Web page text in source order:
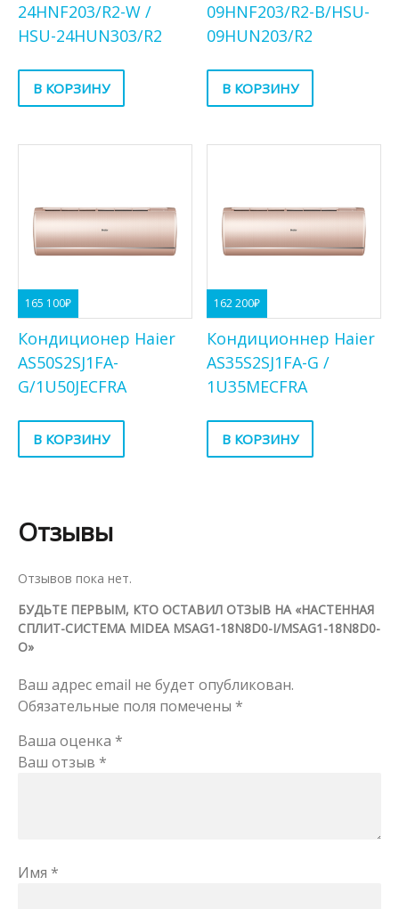
24HNF203/R2-W /
HSU-24HUN303/R2
В КОРЗИНУ
09HNF203/R2-B/HSU-
09HUN203/R2
В КОРЗИНУ
165 100₽
Кондиционер Haier
AS50S2SJ1FA-
G/1U50JECFRA
В КОРЗИНУ
162 200₽
Кондиционнер Haier
AS35S2SJ1FA-G /
1U35MECFRA
В КОРЗИНУ
Отзывы
Отзывов пока нет.
БУДЬТЕ ПЕРВЫМ, КТО ОСТАВИЛ ОТЗЫВ НА «НАСТЕННАЯ
СПЛИТ-СИСТЕМА MIDEA MSAG1-18N8D0-I/MSAG1-18N8D0-
O»
Ваш адрес email не будет опубликован.
Обязательные поля помечены *
Ваша оценка *
Ваш отзыв *
Имя *